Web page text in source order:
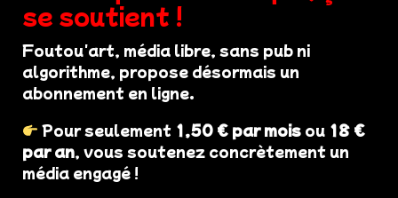
se soutient !
Foutou'art, média libre, sans pub ni
algorithme, propose désormais un
abonnement en ligne.
Pour seulement 1,50 € par mois ou 18 €
par an, vous soutenez concrètement un
média engagé !